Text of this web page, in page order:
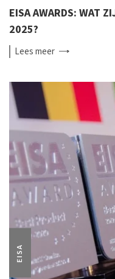
EISA AWARDS: WAT
2025?
Leesmeer
EISA